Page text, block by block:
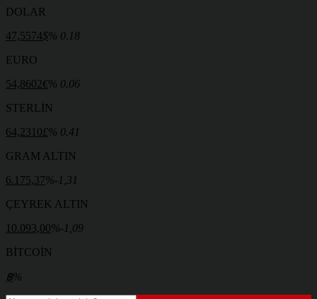
DOLAR
47,5574$% 0.18
EURO
54,8602€% 0.06
STERLİN
64,2310£% 0.41
GRAM ALTIN
6.175,37%-1,31
ÇEYREK ALTIN
10.093,00%-1,09
BİTCOİN
฿%